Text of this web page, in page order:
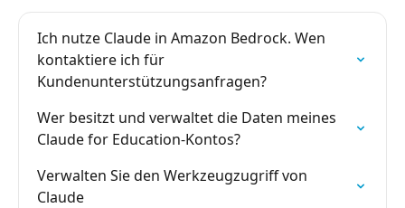
Ich nutze Claude in Amazon Bedrock. Wen
kontaktiere ich für
Kundenunterstützungsanfragen?
Wer besitzt und verwaltet die Daten meines
Claude for Education-Kontos?
Verwalten Sie den Werkzeugzugriff von
Claude